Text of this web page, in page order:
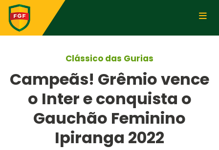
Clássico das Gurias
Campeãs! Grêmio vence
o Inter e conquista o
Gauchão Feminino
Ipiranga 2022